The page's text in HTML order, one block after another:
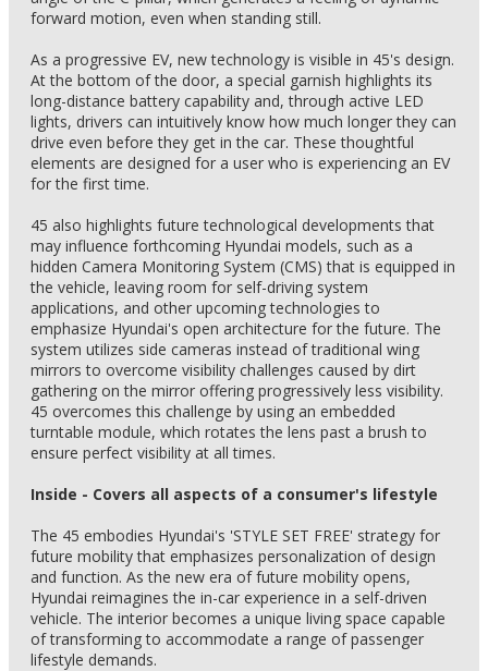
forward motion, even when standing still.
As a progressive EV, new technology is visible in 45's design.
At the bottom of the door, a special garnish highlights its
long-distance battery capability and, through active LED
lights, drivers can intuitively know how much longer they can
drive even before they get in the car. These thoughtful
elements are designed for a user who is experiencing an EV
for the first time.
45 also highlights future technological developments that
may influence forthcoming Hyundai models, such as a
hidden Camera Monitoring System (CMS) that is equipped in
the vehicle, leaving room for self-driving system
applications, and other upcoming technologies to
emphasize Hyundai's open architecture for the future. The
system utilizes side cameras instead of traditional wing
mirrors to overcome visibility challenges caused by dirt
gathering on the mirror offering progressively less visibility.
45 overcomes this challenge by using an embedded
turntable module, which rotates the lens past a brush to
ensure perfect visibility at all times.
Inside - Covers all aspects of a consumer's lifestyle
The 45 embodies Hyundai's 'STYLE SET FREE' strategy for
future mobility that emphasizes personalization of design
and function. As the new era of future mobility opens,
Hyundai reimagines the in-car experience in a self-driven
vehicle. The interior becomes a unique living space capable
of transforming to accommodate a range of passenger
lifestyle demands.